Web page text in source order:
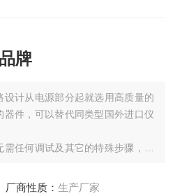
牌
计从电源部分起就选用高质量的
件，可以替代同类型国外进口仪
任何调试及其它的特殊步骤，此
高，液位精度达到
厂商性质： 生产厂家